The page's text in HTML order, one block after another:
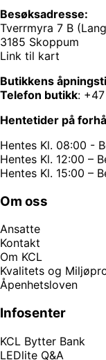
Besøksadresse:
Tverrmyra 7 B
3185 Skoppum
Link til kart
Butikkens
Telefon butikk:
Hentetider på
Hentes Kl. 08:00 -
Hentes Kl. 12:00 –
Hentes Kl. 15:00 –
Om oss
Ansatte
Kontakt
Om KCL
Kvalitets og
Åpenhetsloven
Infosenter
KCL Bytter Bank
LEDlite Q&A